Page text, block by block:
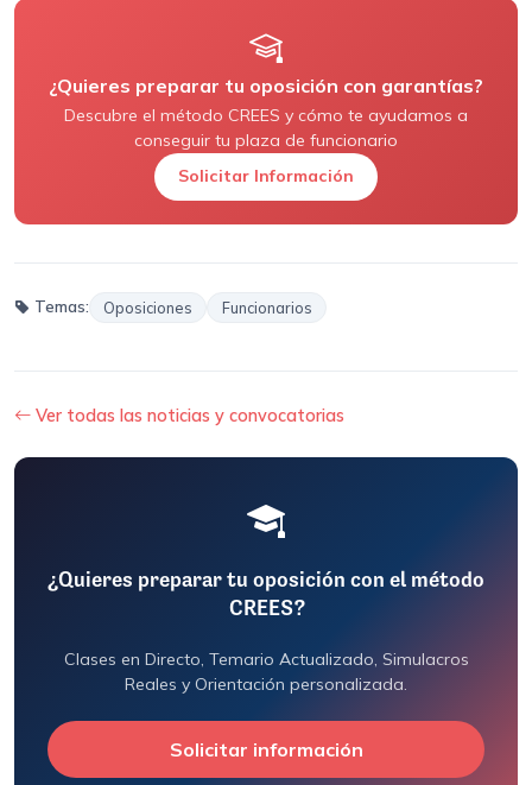
¿Quieres preparar tu oposición con garantías?
Descubre el método CREES y cómo te ayudamos a
conseguir tu plaza de funcionario
Solicitar Información
Temas: Oposiciones Funcionarios
Ver todas las noticias y convocatorias
¿Quieres preparar tu oposición con el método
CREES?
Clases en Directo, Temario Actualizado, Simulacros
Reales y Orientación personalizada.
Solicitar información